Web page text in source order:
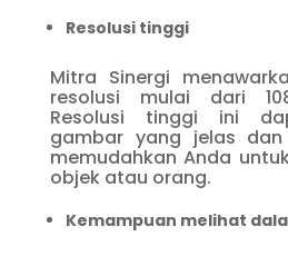
Resolusi tinggi
Mitra Sinergi
resolusi mulai dari
Resolusi tinggi ini
gambar yang jelas
memudahkan Anda
objek atau orang.
Kemampuan melihat